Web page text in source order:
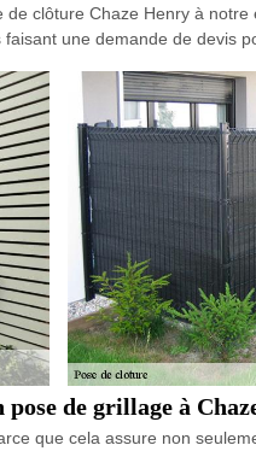
clôture Chaze Henry à notre
une demande de devis
de grillage à
que cela assure non